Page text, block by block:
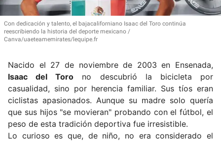
Con dedicación y talento, el bajacaliforniano Isaac del Toro continúa
reescribiendo la historia del deporte mexicano
Canva/uaeteamemirates/lequipe.fr
Nacido el 27 de noviembre de 2003 en Ensenada,
Isaac del Toro no descubrió la bicicleta por
casualidad, sino por herencia familiar. Sus tíos eran
ciclistas apasionados. Aunque su madre solo quería
que sus hijos "se movieran" probando con el fútbol, el
peso de esta tradición deportiva fue irresistible.
Lo curioso es que, de niño, no era considerado el